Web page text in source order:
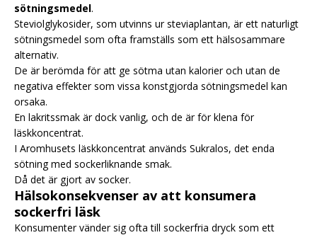
sötningsmedel.
Steviolglykosider, som utvinns ur steviaplantan, är ett naturligt
sötningsmedel som ofta framställs som ett hälsosammare
alternativ.
De är berömda för att ge sötma utan kalorier och utan de
negativa effekter som vissa konstgjorda sötningsmedel kan
orsaka.
En lakritssmak är dock vanlig, och de är för klena för
läskkoncentrat.
I Aromhusets läskkoncentrat används Sukralos, det enda
sötning med sockerliknande smak.
Då det är gjort av socker.
Hälsokonsekvenser av att konsumera
sockerfri läsk
Konsumenter vänder sig ofta till sockerfria dryck som ett